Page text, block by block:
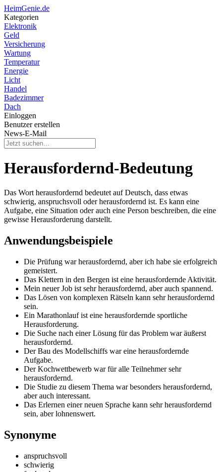
HeimGenie.de
Kategorien
Elektronik
Geld
Versicherung
Wartung
Temperatur
Energie
Licht
Handel
Badezimmer
Dach
Einloggen
Benutzer erstellen
News-E-Mail
Herausfordernd-Bedeutung
Das Wort herausfordernd bedeutet auf Deutsch, dass etwas
schwierig, anspruchsvoll oder herausfordernd ist. Es kann eine
Aufgabe, eine Situation oder auch eine Person beschreiben, die eine
gewisse Herausforderung darstellt.
Anwendungsbeispiele
Die Prüfung war herausfordernd, aber ich habe sie erfolgreich
gemeistert.
Das Klettern in den Bergen ist eine herausfordernde Aktivität.
Mein neuer Job ist sehr herausfordernd, aber auch spannend.
Das Lösen von komplexen Rätseln kann sehr herausfordernd
sein.
Ein Marathonlauf ist eine herausfordernde sportliche
Herausforderung.
Die Suche nach einer Lösung für das Problem war äußerst
herausfordernd.
Der Bau des Modellschiffs war eine herausfordernde
Aufgabe.
Der Kochwettbewerb war für alle Teilnehmer sehr
herausfordernd.
Die Studie zu diesem Thema war besonders herausfordernd,
aber auch interessant.
Das Erlernen einer neuen Sprache kann sehr herausfordernd
sein, aber lohnenswert.
Synonyme
anspruchsvoll
schwierig